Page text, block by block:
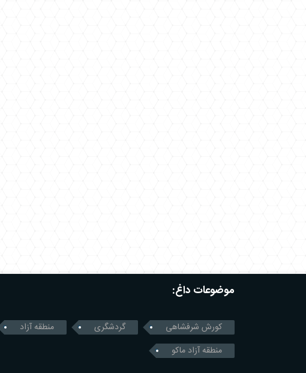
موضوعات داغ:
کورش شرفشاهی گردشگری منطقه آزاد
منطقه آزاد ماکو